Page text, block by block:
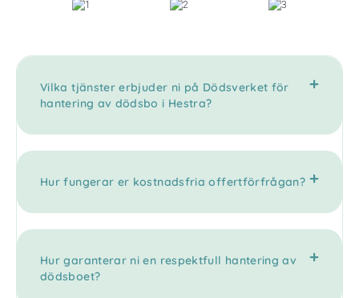
Vilka tjänster erbjuder ni på Dödsverket för
hantering av dödsbo i Hestra?
Hur fungerar er kostnadsfria offertförfrågan?
Hur garanterar ni en respektfull hantering av
dödsboet?